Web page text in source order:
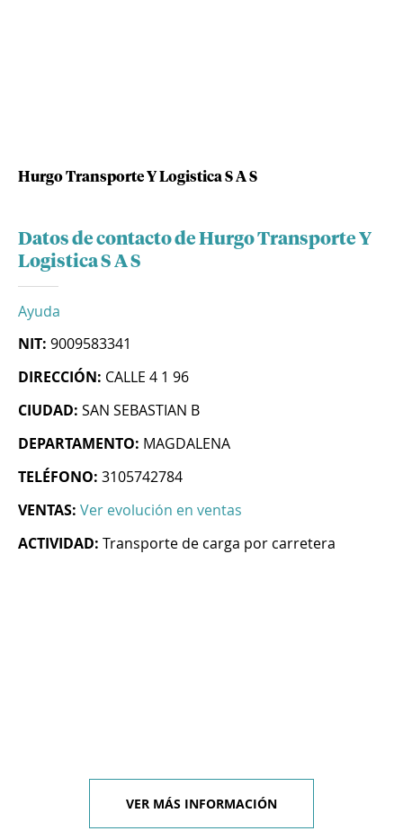
Hurgo Transporte Y Logistica S A S
Datos de contacto de Hurgo Transporte Y
Logistica S A S
Ayuda
NIT: 9009583341
DIRECCIÓN: CALLE 4 1 96
CIUDAD: SAN SEBASTIAN B
DEPARTAMENTO: MAGDALENA
TELÉFONO: 3105742784
VENTAS: Ver evolución en ventas
ACTIVIDAD: Transporte de carga por carretera
VER MÁS INFORMACIÓN